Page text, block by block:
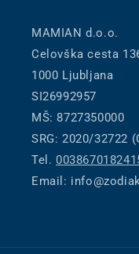
MAMIAN d.o.o.
Celovška cesta
1000 Ljubljana
SI26992957
MŠ: 8727350000
SRG: 2020/32722
Tel.
Email: